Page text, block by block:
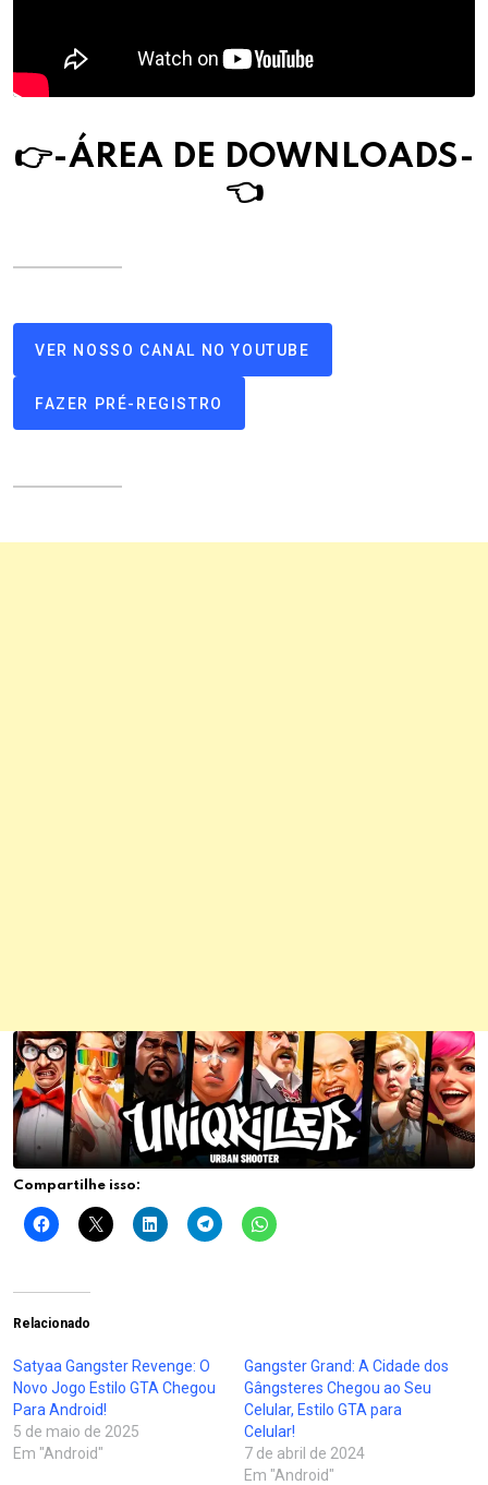
👉-ÁREA DE DOWNLOADS-
👈
VER NOSSO CANAL NO YOUTUBE
FAZER PRÉ-REGISTRO
Compartilhe isso:
Relacionado
Satyaa Gangster Revenge: O
Novo Jogo Estilo GTA Chegou
Para Android!
5 de maio de 2025
Em "Android"
Gangster Grand: A Cidade dos
Gângsteres Chegou ao Seu
Celular, Estilo GTA para
Celular!
7 de abril de 2024
Em "Android"